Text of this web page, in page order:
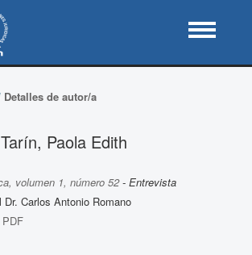
Detalles de autor/a
Paola Edith
volumen 1, número 52- Entrevista
Dr. Carlos Antonio Romano
PDF